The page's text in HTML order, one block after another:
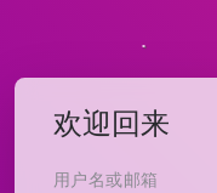
欢迎回来